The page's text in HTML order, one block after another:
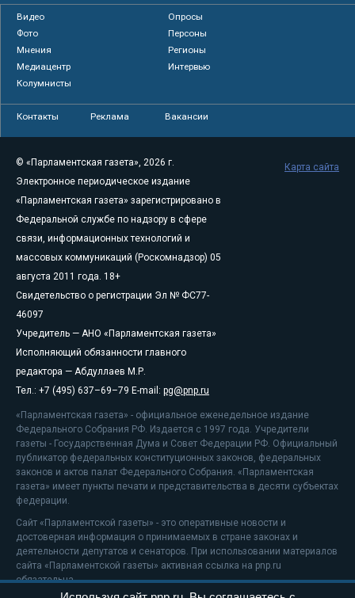
Видео
Опросы
Фото
Персоны
Мнения
Регионы
Медиацентр
Интервью
Колумнисты
Контакты Реклама Вакансии
© «Парламентская газета», 2026 г.
Электронное периодическое издание
«Парламентская газета» зарегистрировано в
Федеральной службе по надзору в сфере
связи, информационных технологий и
массовых коммуникаций (Роскомнадзор) 05
августа 2011 года. 18+
Свидетельство о регистрации Эл № ФС77-
46097
Учредитель — АНО «Парламентская газета»
Исполняющий обязанности главного
редактора — Абдуллаев М.Р.
Тел.: +7 (495) 637–69–79 E-mail: pg@pnp.ru
«Парламентская газета» - официальное еженедельное издание
Федерального Собрания РФ. Издается с 1997 года. Учредители
газеты - Государственная Дума и Совет Федерации РФ. Официальный
публикатор федеральных конституционных законов, федеральных
законов и актов палат Федерального Собрания. «Парламентская
газета» имеет пункты печати и представительства в десяти субъектах
федерации.
Сайт «Парламентской газеты» - это оперативные новости и
достоверная информация о принимаемых в стране законах и
деятельности депутатов и сенаторов. При использовании материалов
сайта «Парламентской газеты» активная ссылка на pnp.ru
обязательна.
Карта сайта